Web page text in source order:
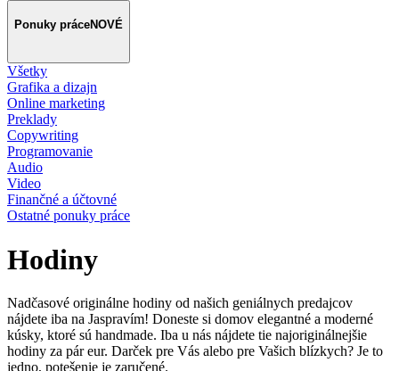
Ponuky práceNOVÉ
Všetky
Grafika a dizajn
Online marketing
Preklady
Copywriting
Programovanie
Audio
Video
Finančné a účtovné
Ostatné ponuky práce
Hodiny
Nadčasové originálne hodiny od našich geniálnych predajcov
nájdete iba na Jaspravím! Doneste si domov elegantné a moderné
kúsky, ktoré sú handmade. Iba u nás nájdete tie najoriginálnejšie
hodiny za pár eur. Darček pre Vás alebo pre Vašich blízkych? Je to
jedno, potešenie je zaručené.